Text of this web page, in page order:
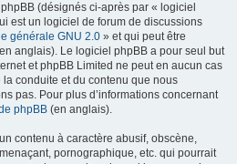
(désignés ci-après par « logiciel
est un logiciel de forum de discussions
générale GNU 2.0 » et qui peut être
anglais). Le logiciel phpBB a pour seul but
et phpBB Limited ne peut en aucun cas
conduite et du contenu que nous
pas. Pour plus d’informations concernant
phpBB (en anglais).
contenu à caractère abusif, obscène,
pornographique, etc. qui pourrait